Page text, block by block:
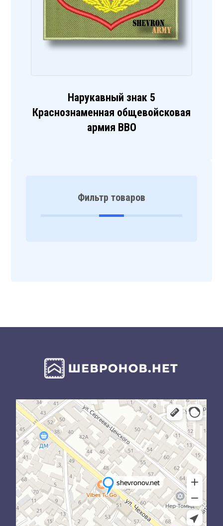
Нарукавный знак 5
Краснознаменная общевойсковая
армия ВВО
Фильтр товаров